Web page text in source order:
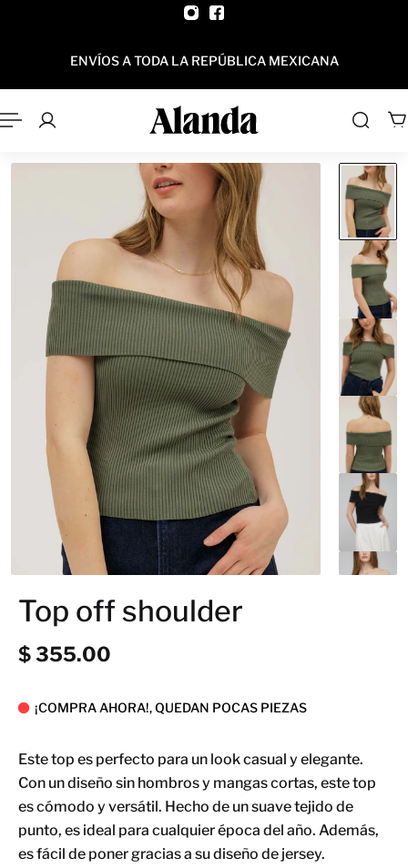
ENVÍOS A TODA LA REPÚBLICA MEXICANA
Top off shoulder
$ 355.00
¡COMPRA AHORA!, QUEDAN POCAS PIEZAS
Este top es perfecto para un look casual y elegante.
Con un diseño sin hombros y mangas cortas, este top
es cómodo y versátil. Hecho de un suave tejido de
punto, es ideal para cualquier época del año. Además,
es fácil de poner gracias a su diseño de jersey.